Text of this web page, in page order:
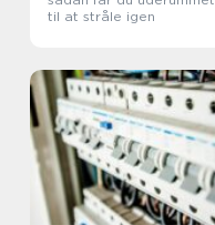
til at stråle igen